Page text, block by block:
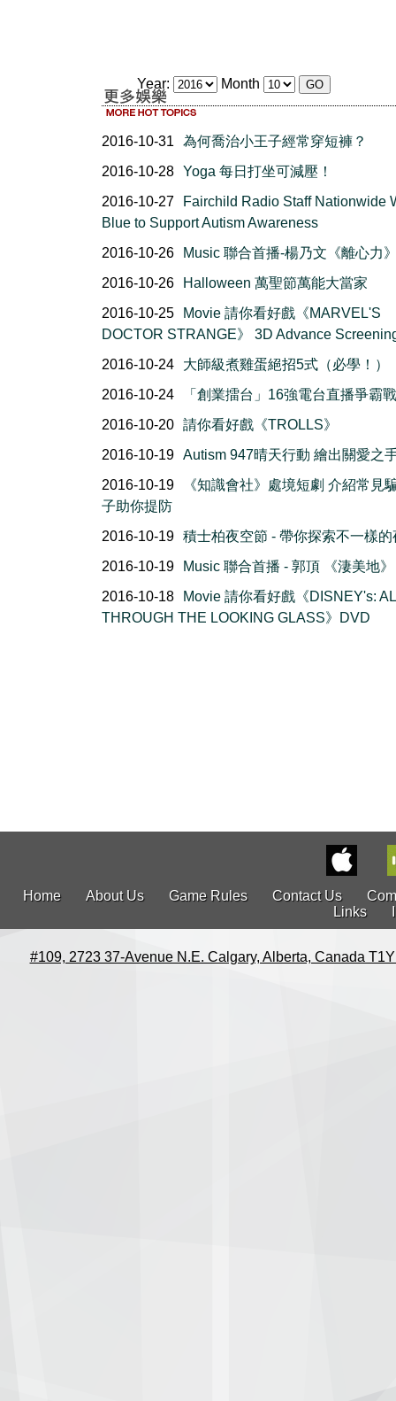
Year: Month
2016-10-31
為何喬治小王子經常穿短褲？
2016-10-28 Yoga 每日打坐可減壓！
2016-10-27
Fairchild Radio Staff Nationwide
Blue to Support Autism Awareness
2016-10-26
Music 聯合首播-楊乃文《離心力
2016-10-26
Halloween 萬聖節萬能大當家
2016-10-25
Movie 請你看好戲《MARVEL'S
DOCTOR STRANGE》 3D Advance
2016-10-24
大師級煮雞蛋絕招5式（必學！）
2016-10-24
「創業擂台」16強電台直播爭霸戰
2016-10-20 請你看好戲《TROLLS》
2016-10-19 Autism 947晴天行動 繪出關愛之
2016-10-19
《知識會社》處境短劇 介紹常見
子助你提防
2016-10-19 積士柏夜空節 - 帶你探索不一樣的
2016-10-19
Music 聯合首播 - 郭頂 《淒美地》
2016-10-18
Movie 請你看好戲《DISNEY's:
THROUGH THE LOOKING GLASS》DVD
Home About Us Game Rules Contact Us
Links
#109, 2723 37-Avenue N.E. Calgary, Alberta, Canada